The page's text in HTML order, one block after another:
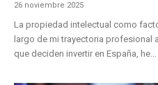
26 noviembre 2025
La propiedad intelectual como
largo de mi trayectoria profesional
que deciden invertir en España, he...